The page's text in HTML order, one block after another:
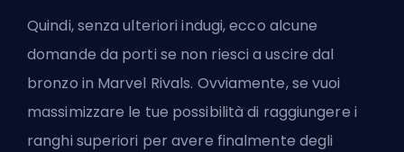
Quindi, senza ulteriori indugi, ecco alcune
domande da porti se non riesci a uscire dal
bronzo in Marvel Rivals. Ovviamente, se vuoi
massimizzare le tue possibilità di raggiungere i
ranghi superiori per avere finalmente degli